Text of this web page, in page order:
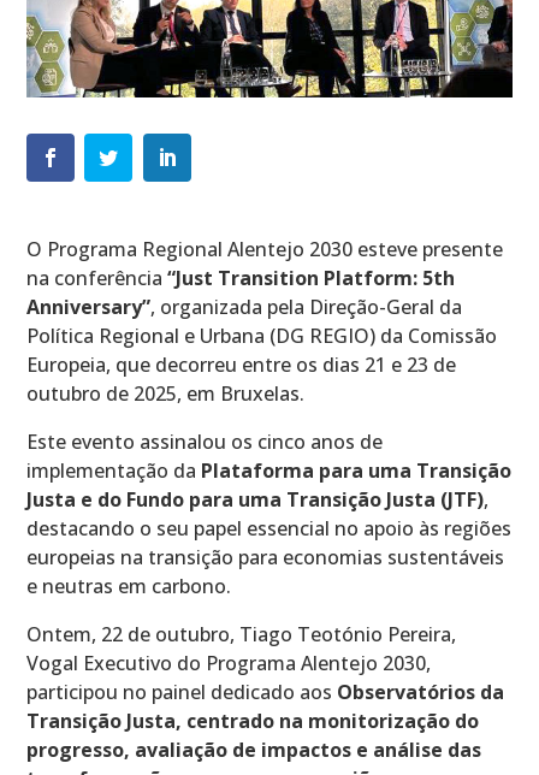
O Programa Regional Alentejo 2030 esteve presente
na conferência“Just Transition Platform: 5th
Anniversary”, organizada pela Direção-Geral da
Política Regional e Urbana (DG REGIO) da Comissão
Europeia, que decorreu entre os dias 21 e 23 de
outubro de 2025, em Bruxelas.
Este evento assinalou os cinco anos de
implementação da Plataforma para uma Transição
Justa e do Fundo para uma Transição Justa (JTF),
destacando o seu papel essencial no apoio às regiões
europeias na transição para economias sustentáveis
e neutras em carbono.
Ontem, 22 de outubro, Tiago Teotónio Pereira,
Vogal Executivo do Programa Alentejo 2030,
participou no painel dedicado aos Observatórios da
Transição Justa, centrado na monitorização do
progresso, avaliação de impactos e análise das